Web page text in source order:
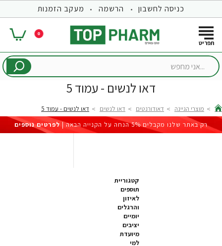
כניסה לחשבון הרשמה מעקב הזמנות
0
...אני
דאו לנשים - עמוד 5
home
מוצרי הגיינה דאודורנטים דאו לנשים
דאו לנשים - עמוד 5
רק באתר שלנו מקבלים 5% הנחה על הקנייה הבאה |
לפרטים נוספים
קטגוריית
תוספים
לאיזון
והרגלים
יומיים
יציבים
מיועדת
למי